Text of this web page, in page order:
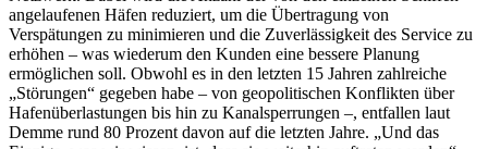
angelaufenen Häfen reduziert, um die Übertragung von
Verspätungen zu minimieren und die Zuverlässigkeit des Service zu
erhöhen – was wiederum den Kunden eine bessere Planung
ermöglichen soll. Obwohl es in den letzten 15 Jahren zahlreiche
„Störungen“ gegeben habe – von geopolitischen Konflikten über
Hafenüberlastungen bis hin zu Kanalsperrungen –, entfallen laut
Demme rund 80 Prozent davon auf die letzten Jahre. „Und das